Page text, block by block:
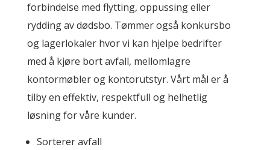
forbindelse med flytting, oppussing eller
rydding av dødsbo. Tømmer også konkursbo
og lagerlokaler hvor vi kan hjelpe bedrifter
med å kjøre bort avfall, mellomlagre
kontormøbler og kontorutstyr. Vårt mål er å
tilby en effektiv, respektfull og helhetlig
løsning for våre kunder.
Sorterer avfall